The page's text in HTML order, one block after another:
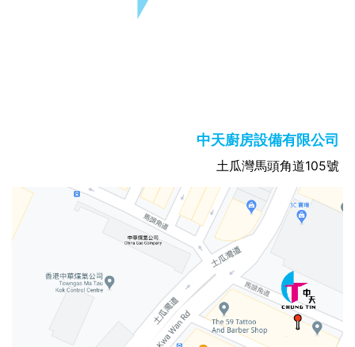
中天廚房設備有限公司
土瓜灣馬頭角道105號